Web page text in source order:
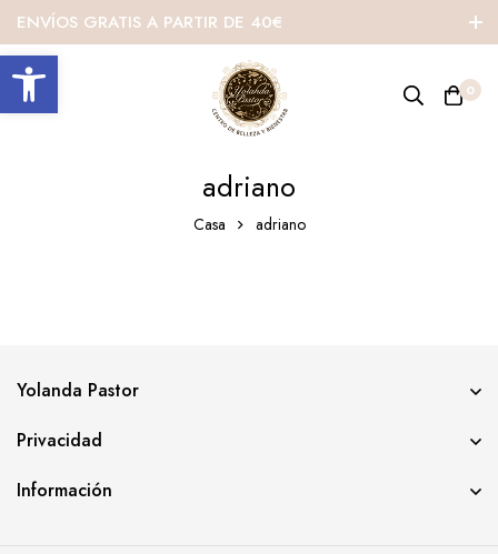
Abrir barra de herramientas
ENVÍOS GRATIS A PARTIR DE 40€
0
adriano
Casa adriano
Yolanda Pastor
Privacidad
Información